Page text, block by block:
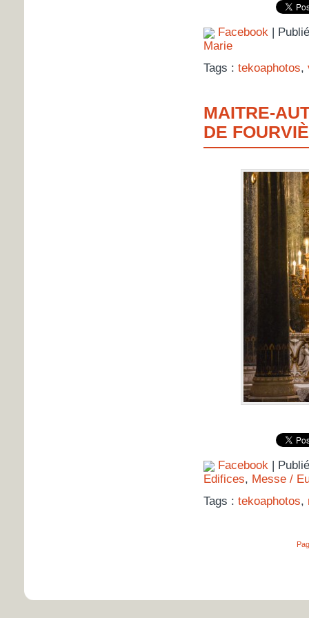
Facebook|
Marie
Tags : tekoaphotos,
MAITRE-
DE
Facebook |
Edifices, Messe /
Tags : tekoaphotos,